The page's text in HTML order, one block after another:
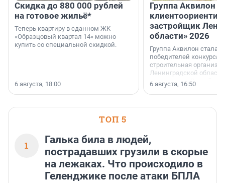
Скидка до 880 000 рублей
на готовое жильё*
Теперь квартиру в сданном ЖК
«Образцовый квартал 14» можно
купить со специальной скидкой.
6 августа, 18:00
Группа Аквилон
застройщик
области» 2026
Группа Аквилон стала
победителей конкурса
строительная
Ленинградской области
номинации «Самый
застройщик
области».
6 августа, 16:50
ТОП 5
1
Галька била в людей,
пострадавших грузили в скорые
на лежаках. Что происходило в
Геленджике после атаки БПЛА